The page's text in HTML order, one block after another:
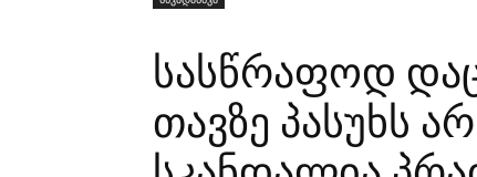
სასწრაფოდ
თავზე პასუხს